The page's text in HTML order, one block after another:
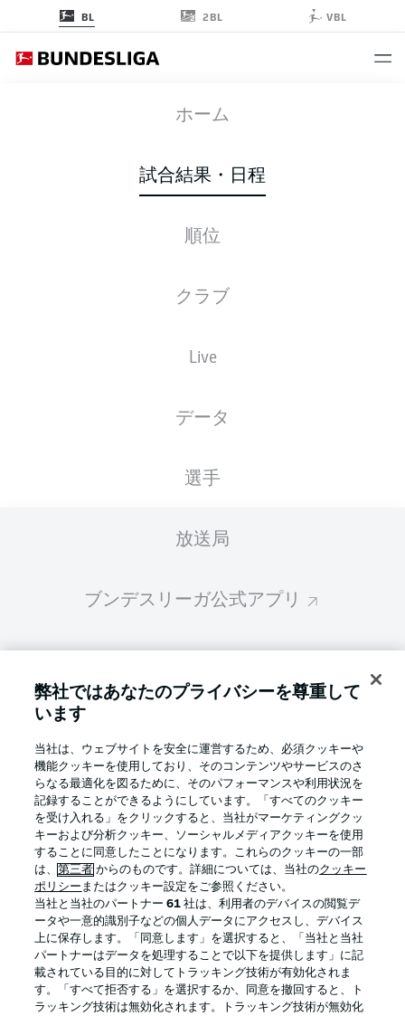
BL 2BL VBL
ホーム
試合結果・日程
順位
クラブ
Live
データ
選手
放送局
ブンデスリーガ公式アプリ
ファンタジー・マネジャー
言語をお選びください
日本語 Display Mode
ログイン
RBL SCF
スターティングメンバー
スターティングメンバーは試合開始の 60分前
Football as it's meant to be
弊社ではあなたのプライバシーを尊重して
います
当社は、ウェブサイトを安全に運営するため、必須クッキーや
機能クッキーを使用しており、そのコンテンツやサービスのさ
らなる最適化を図るために、そのパフォーマンスや利用状況を
記録することができるようにしています。「すべてのクッキー
を受け入れる」をクリックすると、当社がマーケティングクッ
キーおよび分析クッキー、ソーシャルメディアクッキーを使用
することに同意したことになります。これらのクッキーの一部
は、第三者 からのものです。詳細については、当社のクッキー
ポリシー またはクッキー設定をご参照ください。
当社と当社のパートナー61 社は、利用者のデバイスの閲覧デ
ータや一意的識別子などの個人データにアクセスし、デバイス
上に保存します。「同意します」を選択すると、「当社と当社
パートナーはデータを処理することで以下を提供します」に記
載されている目的に対してトラッキング技術が有効化されま
す。「すべて拒否する」を選択するか、同意を撤回すると、ト
ラッキング技術は無効化されます。トラッキング技術が無効化